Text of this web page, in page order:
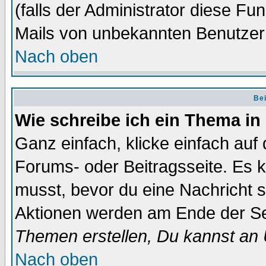
(falls der Administrator diese
Mails von unbekannten
Nach oben
Wie schreibe ich ein Thema
Ganz einfach, klicke einfach
Forums- oder Beitragsseite. Es
musst, bevor du eine Nachricht
Aktionen werden am Ende der
Themen erstellen, Du kannst
Nach oben